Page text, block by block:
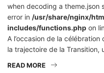
when decoding a theme.json
error in /usr/share/nginx/
includes/functions.php on
A l’occasion de la
la trajectoire de la Transition,
READ MORE